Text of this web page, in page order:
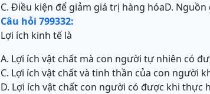
C. Điều kiện để giảm giá trị hàng hóaD.
Câu hỏi 799332:
Lợi ích kinh tế là
A. Lợi ích vật chất mà con người tự nhiên có
C. Lợi ích vật chất và tinh thần của con người
D. Lợi ích vật chất con người có được khi thực